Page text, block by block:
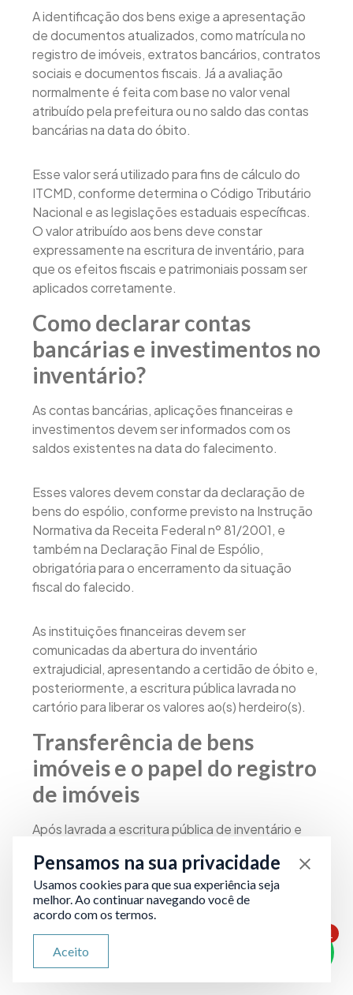
A identificação dos bens exige a apresentação
de documentos atualizados, como matrícula no
registro de imóveis, extratos bancários, contratos
sociais e documentos fiscais. Já a avaliação
normalmente é feita com base no valor venal
atribuído pela prefeitura ou no saldo das contas
bancárias na data do óbito.
Esse valor será utilizado para fins de cálculo do
ITCMD, conforme determina o Código Tributário
Nacional e as legislações estaduais específicas.
O valor atribuído aos bens deve constar
expressamente na escritura de inventário, para
que os efeitos fiscais e patrimoniais possam ser
aplicados corretamente.
Como declarar contas
bancárias e investimentos no
inventário?
As contas bancárias, aplicações financeiras e
investimentos devem ser informados com os
saldos existentes na data do falecimento.
Esses valores devem constar da declaração de
bens do espólio, conforme previsto na Instrução
Normativa da Receita Federal nº 81/2001, e
também na Declaração Final de Espólio,
obrigatória para o encerramento da situação
fiscal do falecido.
As instituições financeiras devem ser
comunicadas da abertura do inventário
extrajudicial, apresentando a certidão de óbito e,
posteriormente, a escritura pública lavrada no
cartório para liberar os valores ao(s) herdeiro(s).
Transferência de bens
imóveis e o papel do registro
de imóveis
Após lavrada a escritura pública de inventário e
no cartório de registro de imóveis competente,
nos termos do art. 1.245 do Código Civil. Sem
esse registro, o bem ainda estará, formalmente,
em nome do falecido, o que pode gerar
terceiros de boa-fé.
1
Pensamos na sua privacidade
Usamos cookies para que sua experiência seja
melhor. Ao continuar navegando você de
acordo com os termos.
Aceito